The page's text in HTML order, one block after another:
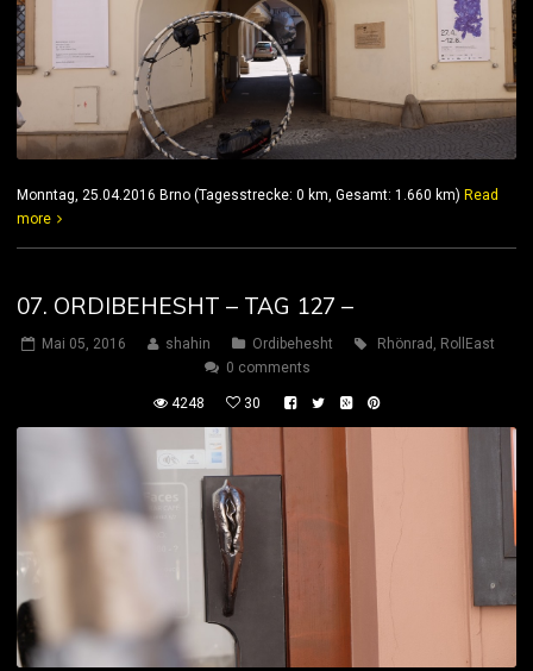
Monntag, 25.04.2016 Brno (Tagesstrecke: 0 km, Gesamt: 1.660 km) Read
more
07. ORDIBEHESHT – TAG 127 –
Mai 05, 2016 shahin Ordibehesht Rhönrad
RollEast
0 comments
4248 30